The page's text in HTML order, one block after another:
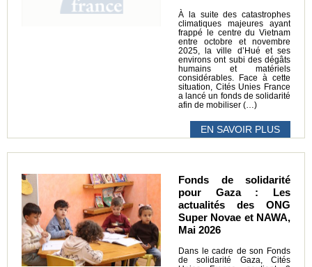
À la suite des catastrophes
climatiques majeures ayant
frappé le centre du Vietnam
entre octobre et novembre
2025, la ville d’Hué et ses
environs ont subi des dégâts
humains et matériels
considérables. Face à cette
situation, Cités Unies France
a lancé un fonds de solidarité
afin de mobiliser (…)
EN SAVOIR PLUS
Fonds de solidarité
pour Gaza : Les
actualités des ONG
Super Novae et NAWA,
Mai 2026
Dans le cadre de son Fonds
de solidarité Gaza, Cités